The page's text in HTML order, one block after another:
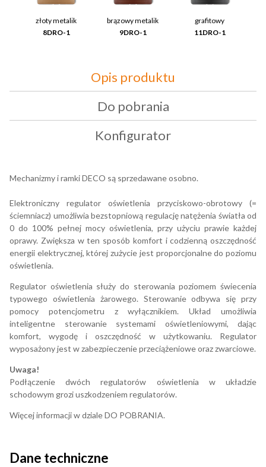
złoty metalik
8DRO-1
brązowy metalik
9DRO-1
grafitowy
11DRO-1
Opis produktu
Do pobrania
Konfigurator
Mechanizmy i ramki DECO są sprzedawane osobno.
Elektroniczny regulator oświetlenia przyciskowo-obrotowy (=
ściemniacz) umożliwia bezstopniową regulację natężenia światła od
0 do 100% pełnej mocy oświetlenia, przy użyciu prawie każdej
oprawy. Zwiększa w ten sposób komfort i codzienną oszczędność
energii elektrycznej, której zużycie jest proporcjonalne do poziomu
oświetlenia.
Regulator oświetlenia służy do sterowania poziomem świecenia
typowego oświetlenia żarowego. Sterowanie odbywa się przy
pomocy potencjometru z wyłącznikiem. Układ umożliwia
inteligentne sterowanie systemami oświetleniowymi, dając
komfort, wygodę i oszczędność w użytkowaniu. Regulator
wyposażony jest w zabezpieczenie przeciążeniowe oraz zwarciowe.
Uwaga!
Podłączenie dwóch regulatorów oświetlenia w układzie
schodowym grozi uszkodzeniem regulatorów.
Więcej informacji w dziale DO POBRANIA.
Dane techniczne